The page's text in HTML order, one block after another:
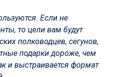
Если не
то цели вам будут
полководцев, сегунов,
подарки дороже, чем
и выстраивается формат